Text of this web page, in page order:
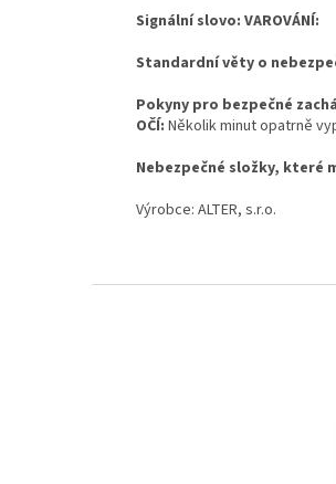
Signální slovo: VAROVÁNÍ:
Standardní věty o
Pokyny pro bezpečné
OČÍ: Několik minut opatrně
Nebezpečné složky, které
Výrobce: ALTER, s.r.o.